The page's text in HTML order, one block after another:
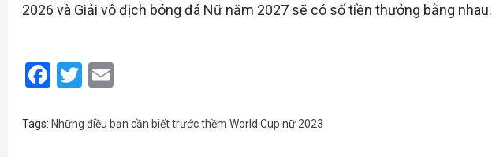
2026 và Giải vô địch bóng đá Nữ năm 2027 sẽ có số tiền thưởng bằng nhau.
Facebook
Twitter
Tags: Những điều bạn cần biết trước thềm World Cup nữ 2023